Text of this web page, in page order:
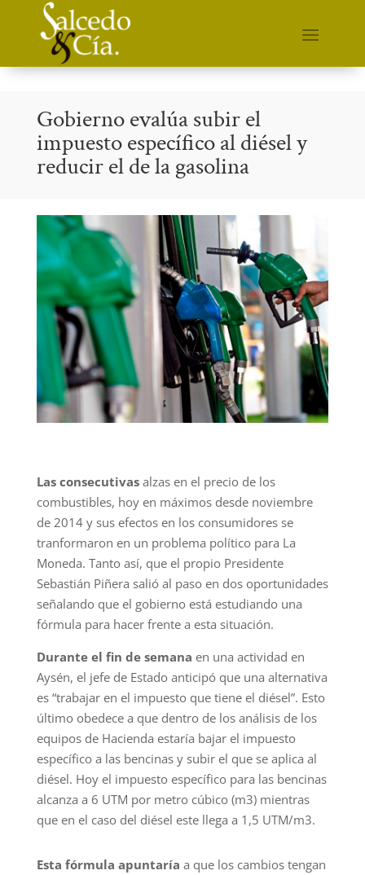
Gobierno evalúa subir el
impuesto específico al diésel y
reducir el de la gasolina
Las consecutivasalzas en el precio de los
combustibles, hoy en máximos desde noviembre
de 2014 y sus efectos en los consumidores se
tranformaron en un problema político para La
Moneda. Tanto así, que el propio Presidente
Sebastián Piñera salió al paso en dos oportunidades
señalando que el gobierno está estudiando una
fórmula para hacer frente a esta situación.
Durante el fin de semana en una actividad en
Aysén, el jefe de Estado anticipó que una alternativa
es “trabajar en el impuesto que tiene el diésel”. Esto
último obedece a que dentro de los análisis de los
equipos de Hacienda estaría bajar el impuesto
específico a las bencinas y subir el que se aplica al
diésel. Hoy el impuesto específico para las bencinas
alcanza a 6 UTM por metro cúbico (m3) mientras
que en el caso del diésel este llega a 1,5 UTM/m3.
Esta fórmula apuntaría a que los cambios tengan